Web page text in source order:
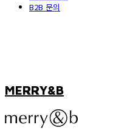
B2B 문의
MERRY&B